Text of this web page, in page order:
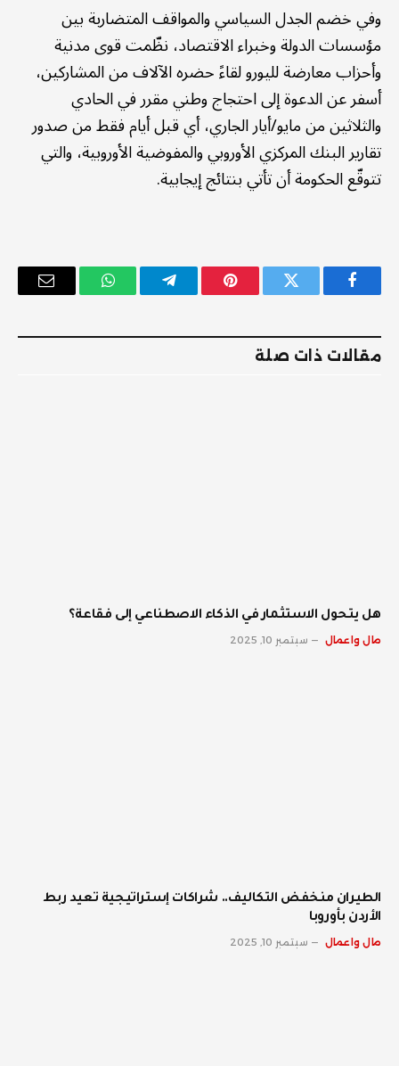
وفي خضم الجدل السياسي والمواقف المتضاربة بين
مؤسسات الدولة وخبراء الاقتصاد، نظّمت قوى مدنية
وأحزاب معارضة لليورو لقاءً حضره الآلاف من المشاركين،
أسفر عن الدعوة إلى احتجاج وطني مقرر في الحادي
والثلاثين من مايو/أيار الجاري، أي قبل أيام فقط من صدور
تقارير البنك المركزي الأوروبي والمفوضية الأوروبية، والتي
تتوقّع الحكومة أن تأتي بنتائج إيجابية.
فيسبوك تويتر بينتيريستتيلقرام واتساب
البريد
مقالات ذات صلة
هل يتحول الاستثمار في الذكاء الاصطناعي إلى فقاعة؟
مال واعمال سبتمبر 10, 2025
الطيران منخفض التكاليف.. شراكات إستراتيجية تعيد ربط
الأردن بأوروبا
مال واعمال سبتمبر 10, 2025